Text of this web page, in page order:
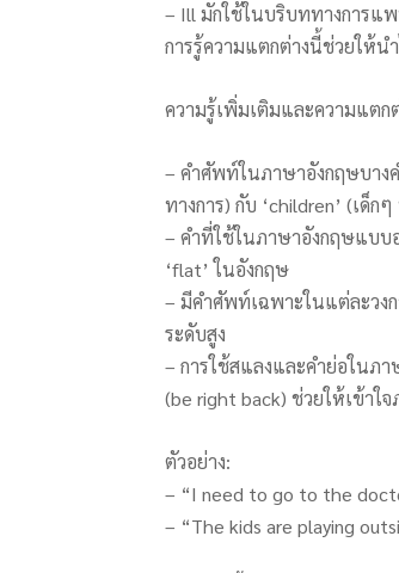
– Ill มักใช้ในบริบททางการแ
การรู้ความแตกต่างนี้ช่วยให้น
ความรู้เพิ่มเติมและความแตก
– คำศัพท์ในภาษาอังกฤษบาง
ทางการ) กับ ‘children’ (เด็กๆ
– คำที่ใช้ในภาษาอังกฤษแบบ
‘flat’ ในอังกฤษ
– มีคำศัพท์เฉพาะในแต่ละวง
ระดับสูง
– การใช้สแลงและคำย่อในภา
(be right back) ช่วยให้เข้าใ
ตัวอย่าง:
– “I need to go to the
– “The kids are playing